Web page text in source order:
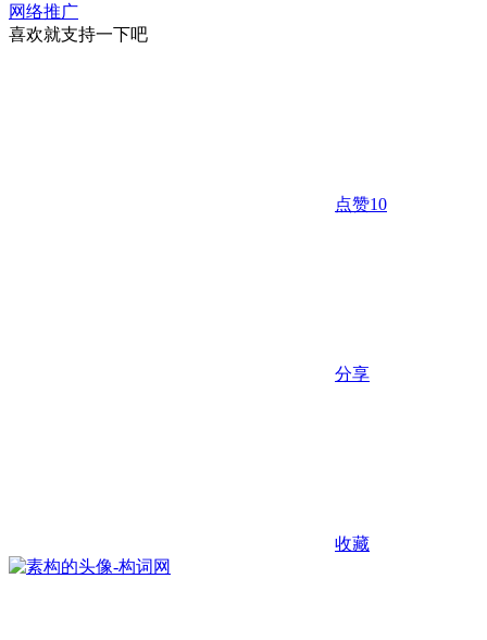
网络推广
喜欢就支持一下吧
点赞10
分享
收藏